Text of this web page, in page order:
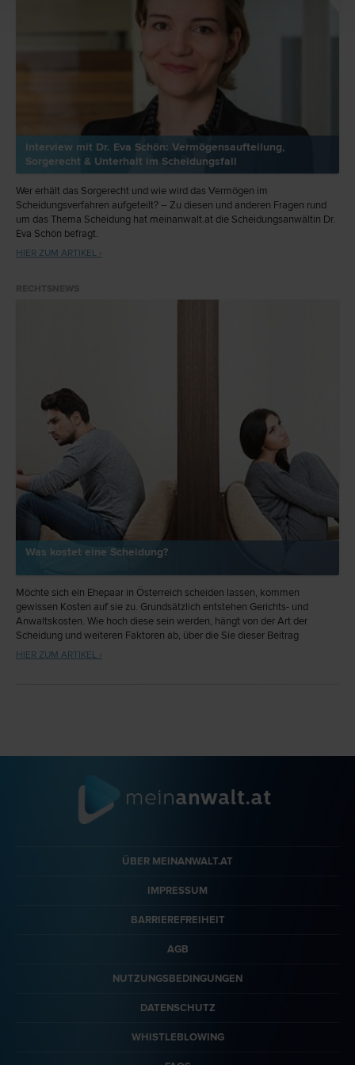
Interview mit Dr. Eva Schön: Vermögensaufteilung,
Sorgerecht & Unterhalt im Scheidungsfall
Wer erhält das Sorgerecht und wie wird das Vermögen im
Scheidungsverfahren aufgeteilt? – Zu diesen und anderen Fragen rund
um das Thema Scheidung hat meinanwalt.at die Scheidungsanwältin Dr.
Eva Schön befragt.
HIER ZUM ARTIKEL ›
Was kostet eine Scheidung?
Möchte sich ein Ehepaar in Österreich scheiden lassen, kommen
gewissen Kosten auf sie zu. Grundsätzlich entstehen Gerichts- und
Anwaltskosten. Wie hoch diese sein werden, hängt von der Art der
Scheidung und weiteren Faktoren ab, über die Sie dieser Beitrag
informiert.
HIER ZUM ARTIKEL ›
ÜBER MEINANWALT.AT
IMPRESSUM
BARRIEREFREIHEIT
AGB
NUTZUNGSBEDINGUNGEN
DATENSCHUTZ
WHISTLEBLOWING